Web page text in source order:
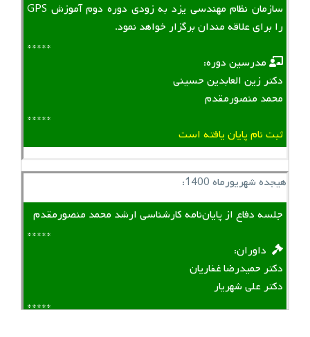
سازمان نظام مهندسی یزد به زودی دوره دوم آموزش GPS
را برای علاقه مندان برگزار خواهد نمود.
*****
‌ ‌ مدرسین دوره:
دکتر زین العابدین حسینی
محمد منصورمقدم
*****
ثبت نام پایان یافته است
هیجده شهریورماه 1400:
جلسه دفاع از پایان‌نامه کارشناسی ارشد محمد منصورمقدم
*****
‌ ‌ داوران:
دکتر حمیدرضا غفاریان
دکتر علی شهریار
*****